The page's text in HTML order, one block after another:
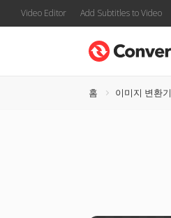
Video Editor Add Subtitles to Video
홈 이미지 변환기